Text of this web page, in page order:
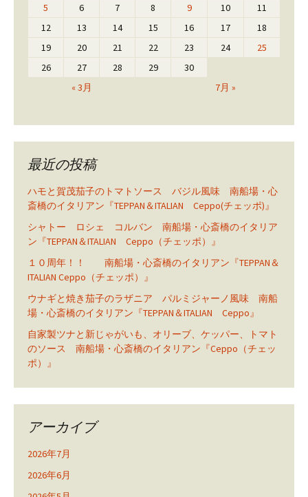
« 3月 7月 »
5
6 7 8 9 10
11
12
13 14 15 16 17
18
19
20 21 22 23 24
25
26
27 28 29 30
最近の投稿
ハモと賀茂茄子のトマトソース バジル風味 南船場・心
斎橋のイタリアン『TEPPAN＆ITALIAN Ceppo(チェッポ)』
シャトー ロシェ コルバン 南船場・心斎橋のイタリア
ン『TEPPAN＆ITALIAN Ceppo（チェッポ）』
１０周年！！ 南船場・心斎橋のイタリアン『TEPPAN＆
ITALIAN Ceppo（チェッポ）』
ウナギと焼き茄子のラザニア パルミジャーノ風味 南船
場・心斎橋のイタリアン『TEPPAN＆ITALIAN Ceppo』
自家製ツナと新じゃがいも、オリーブ、ケッパー、トマト
のソース 南船場・心斎橋のイタリアン『Ceppo（チェッ
ポ）』
アーカイブ
2026年7月
2026年6月